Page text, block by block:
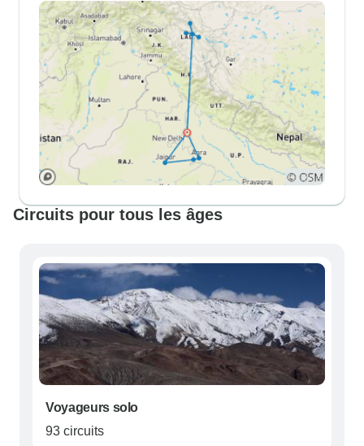
Circuits pour tous les âges
Voyageurs solo
93 circuits